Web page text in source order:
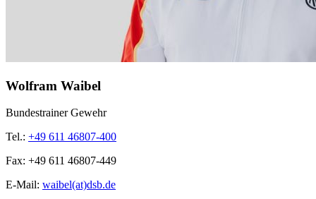
Wolfram Waibel
Bundestrainer Gewehr
Tel.: +49 611 46807-400
Fax: +49 611 46807-449
E-Mail: waibel(at)dsb.de